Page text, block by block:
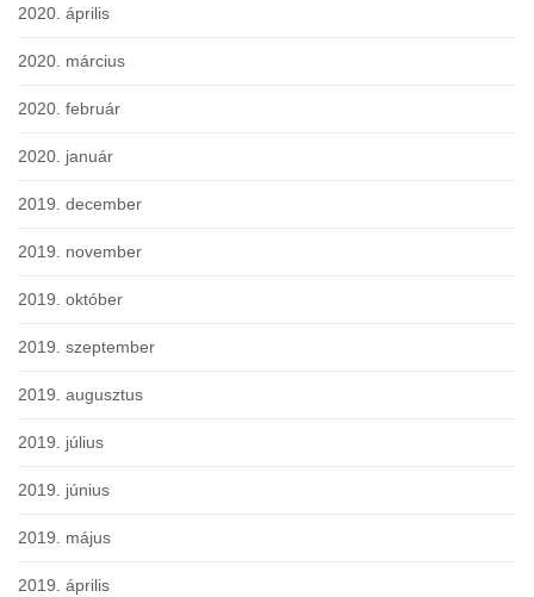
2020. április
2020. március
2020. február
2020. január
2019. december
2019. november
2019. október
2019. szeptember
2019. augusztus
2019. július
2019. június
2019. május
2019. április